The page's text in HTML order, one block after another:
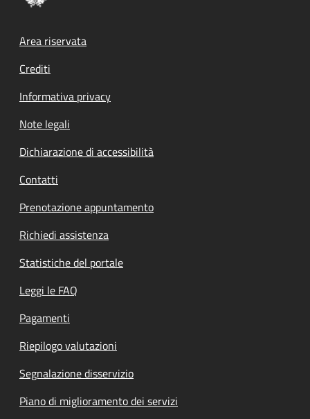
Footer menu
Area riservata
Crediti
Informativa privacy
Note legali
Dichiarazione di accessibilità
Contatti
Prenotazione appuntamento
Richiedi assistenza
Statistiche del portale
Leggi le FAQ
Pagamenti
Riepilogo valutazioni
Segnalazione disservizio
Piano di miglioramento dei servizi